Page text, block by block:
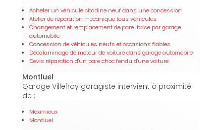
Acheter un véhicule citadine neuf dans une concession
Atelier de réparation mécanique tous véhicules
Changement et remplacement de pare-brise par garage
automobile
Concession de véhicules neufs et occasions fiables
Décalaminage de moteur de voiture dans garage automobile
Devis réparation d'un pare choc fendu d'une voiture
Montluel
Garage Villefroy garagiste intervient à proximité
de :
Meximieux
Montluel